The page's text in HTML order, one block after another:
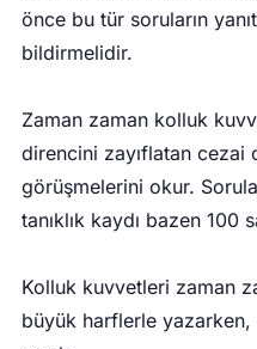
önce bu tür soruların
bildirmelidir.
Zaman zaman kolluk
direncini zayıflatan cezai
görüşmelerini okur.
tanıklık kaydı bazen 100
Kolluk kuvvetleri zaman
büyük harflerle